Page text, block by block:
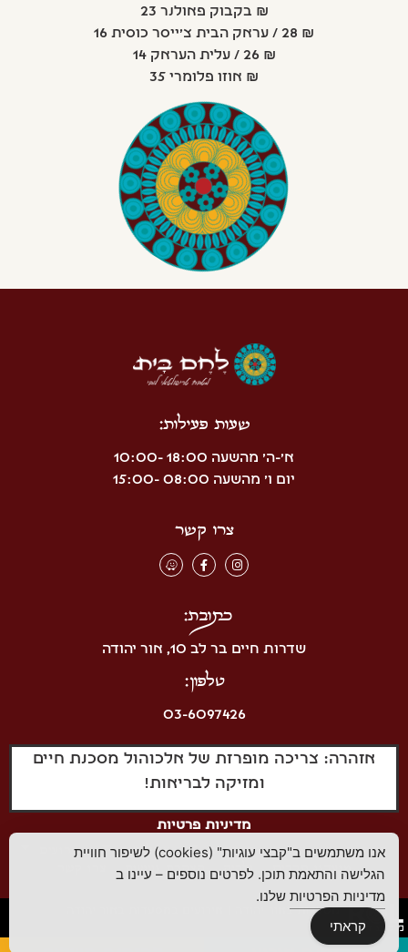
₪ בקבוק פאולנר 23
₪ 28 / עראק הבית צ'ייסר כוסית 16
₪ 26 / עלית העראק 14
₪ אוזו פלומרי 35
שעות פעילות:
א'-ה' מהשעה 18:00 -10:00
יום ו' מהשעה 08:00 -15:00
צרו קשר
כתובת:
שדרות חיים בר לב 10, אור יהודה
טלפון:
03-6097426
אזהרה: צריכה מופרזת של אלכוהול מסכנת חיים
ומזיקה לבריאות!
מדיניות פרטיות
עמוד הבית אודות תפריטים משלוחים אירועים מועדון חברים גלריה הצהרת נגישות צרו קשר
מסעדות באור יהודה
אנו משתמשים ב"קבצי עוגיות" (cookies) לשיפור חוויית
הגלישה והתאמת תוכן. לפרטים נוספים – עיינו ב
מדיניות הפרטיות שלנו.
קראתי